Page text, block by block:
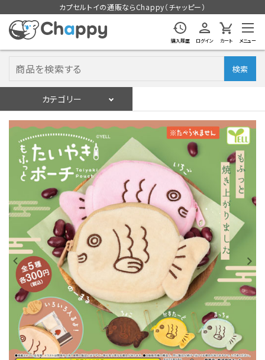
カプセルトイの通販ならChappy（チャッピー）
購入履歴 ログイン カート メニュー
検索
カテゴリー
ログイン 会員登録
入荷スケジュールをチェック
カプセルトイマシン本体
カプセルトイ
販促用空カプセル
レンタル
景品・玩具・文具
販促用カプセルトイ